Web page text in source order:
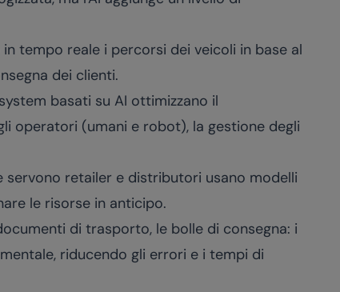
tempo reale i percorsi dei veicoli in base al
dei clienti.
basati su AI ottimizzano il
operatori (umani e robot), la gestione degli
retailer e distributori usano modelli
le risorse in anticipo.
di trasporto, le bolle di consegna: i
riducendo gli errori e i tempi di